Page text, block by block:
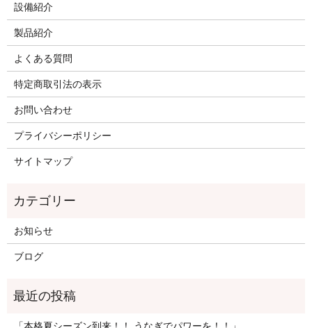
設備紹介
製品紹介
よくある質問
特定商取引法の表示
お問い合わせ
プライバシーポリシー
サイトマップ
お知らせ
ブログ